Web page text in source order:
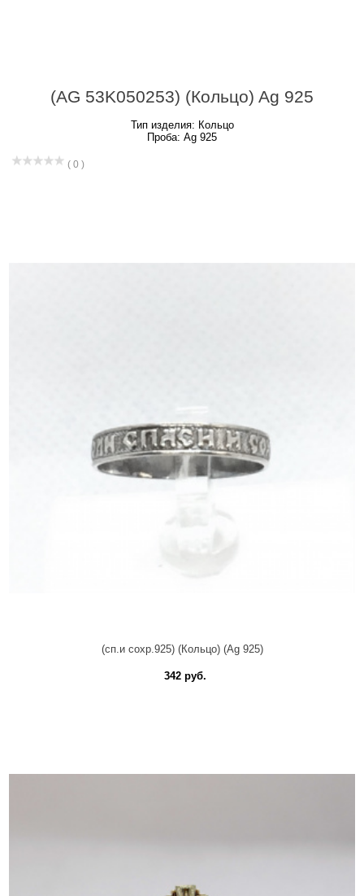
(AG 53K050253) (Кольцо) Ag 925
Тип изделия: Кольцо
Проба: Ag 925
( 0 )
(сп.и сохр.925) (Кольцо) (Ag 925)
342 руб.